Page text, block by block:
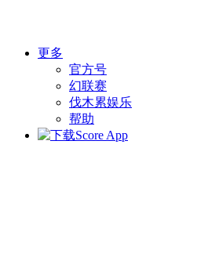
更多
官方号
幻联赛
伐木累娱乐
帮助